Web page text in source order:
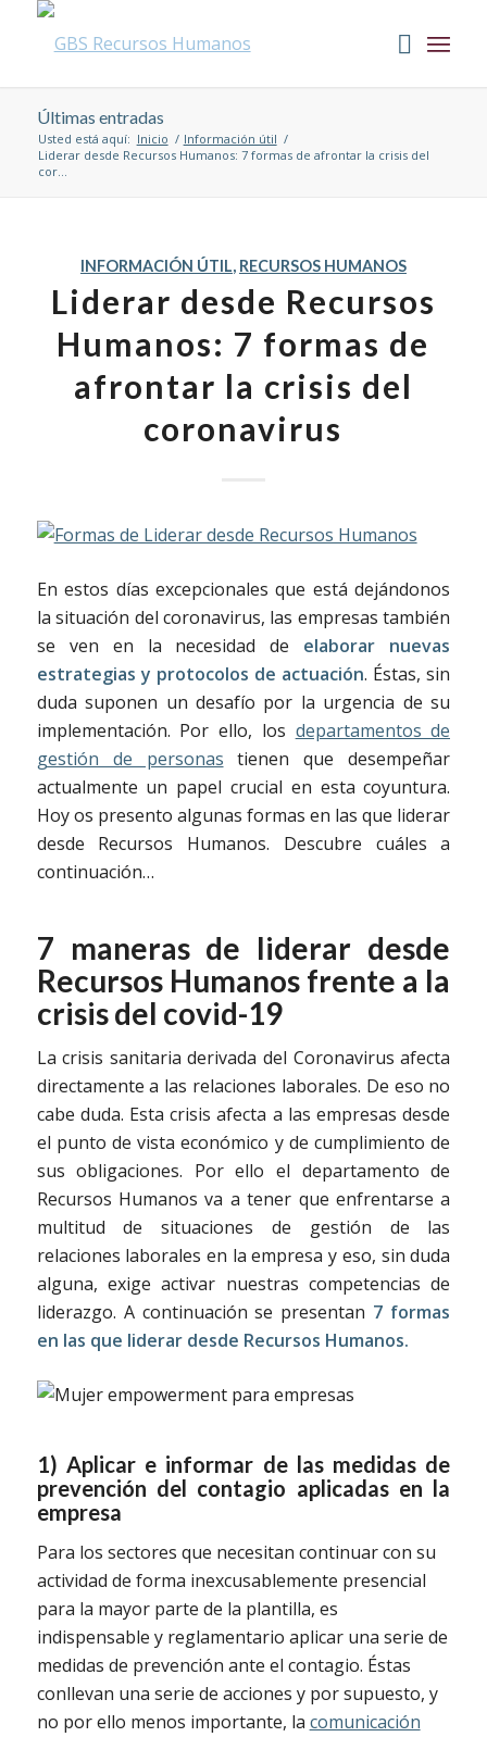
Últimas entradas
Usted está aquí: Inicio / Información útil /
Liderar desde Recursos Humanos: 7 formas de afrontar la crisis del
cor...
INFORMACIÓN ÚTIL, RECURSOS HUMANOS
Liderar desde Recursos
Humanos: 7 formas de
afrontar la crisis del
coronavirus
En estos días excepcionales que está dejándonos
la situación del coronavirus, las empresas también
se ven en la necesidad de elaborar nuevas
estrategias y protocolos de actuación. Éstas, sin
duda suponen un desafío por la urgencia de su
implementación. Por ello, los departamentos de
gestión de personas tienen que desempeñar
actualmente un papel crucial en esta coyuntura.
Hoy os presento algunas formas en las que liderar
desde Recursos Humanos. Descubre cuáles a
continuación…
7 maneras de liderar desde
Recursos Humanos frente a la
crisis del covid-19
La crisis sanitaria derivada del Coronavirus afecta
directamente a las relaciones laborales. De eso no
cabe duda. Esta crisis afecta a las empresas desde
el punto de vista económico y de cumplimiento de
sus obligaciones. Por ello el departamento de
Recursos Humanos va a tener que enfrentarse a
multitud de situaciones de gestión de las
relaciones laborales en la empresa y eso, sin duda
alguna, exige activar nuestras competencias de
liderazgo. A continuación se presentan 7 formas
en las que liderar desde Recursos Humanos.
1) Aplicar e informar de las medidas de
prevención del contagio aplicadas en la
empresa
Para los sectores que necesitan continuar con su
actividad de forma inexcusablemente presencial
para la mayor parte de la plantilla, es
indispensable y reglamentario aplicar una serie de
medidas de prevención ante el contagio. Éstas
conllevan una serie de acciones y por supuesto, y
no por ello menos importante, la comunicación